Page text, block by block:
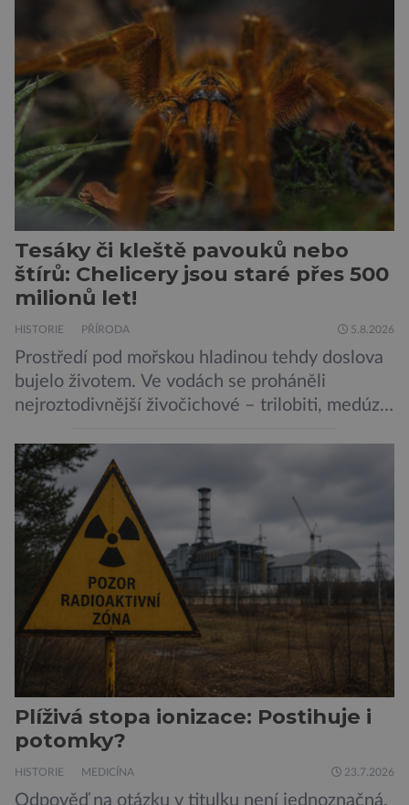
vojáků v permanentní pohotovosti. A pak je tu
Donald Kendall, generální ředitel společnosti
PepsiCo, který se v květnu roku 1989 stává
admirálem flotily, jež čítá sedmnáct […]
Tesáky či kleště pavouků nebo
štírů: Chelicery jsou staré přes 500
milionů let!
HISTORIE PŘÍRODA 5.8.2026
Prostředí pod mořskou hladinou tehdy doslova
bujelo životem. Ve vodách se proháněli
nejroztodivnější živočichové – trilobiti, medúzy
prazvláštní stonožce podobný tvor, který měl
zárodky zbraní typických pro dnešní pavouky.
Pavouci, štíři či klíšťata jsou členovci patřící do
skupiny klepítkatců. Vyznačují se takzvanými
chelicerami, které u nich představují právě […]
Plíživá stopa ionizace: Postihuje i
potomky?
HISTORIE MEDICÍNA 23.7.2026
Odpověď na otázku v titulku není jednoznačná.